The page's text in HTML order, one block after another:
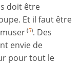
doit être
Et il faut être
(5). Des
envie de
pour tout le